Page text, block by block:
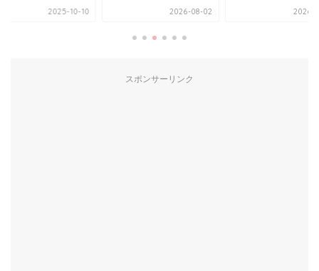
2025-10-10 2026-08-02 2026-
スポンサーリンク